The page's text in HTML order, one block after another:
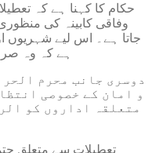
حکام کا کہنا ہے کہ
وفاقی کابینہ کی
جاتا ہے۔ اس لیے شہریوں
ہے کہ وہ
دوسری جانب محرم
و امان کے خصوصی
متعلقہ اداروں کو
تعطیلات سے متعلق